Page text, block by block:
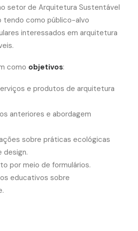
setor de Arquitetura Sustentável
tendo como público-alvo
interessados em arquitetura
como objetivos:
e produtos de arquitetura
anteriores e abordagem
sobre práticas ecológicas
design.
por meio de formulários.
educativos sobre